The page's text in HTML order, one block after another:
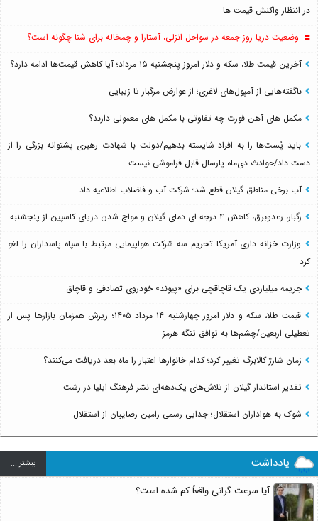
در انتظار واکنش قیمت ها
وضعیت دریا روز جمعه در سواحل انزلی، آستارا و چمخاله برای شنا چگونه است؟
آخرین قیمت طلا، سکه و دلار امروز پنجشنبه ۱۵ مرداد؛ آیا کاهش قیمت‌ها ادامه دارد؟
ناگفته‌هایی از آمپول‌های لاغری؛ از عوارض مرگبار تا زیبایی
مکمل های آهن فورت چه تفاوتی با مکمل های معمولی دارند؟
باید پُست‌ها را به افراد شایسته بدهیم/دولت با شهادت رهبری پشتوانه بزرگی را از
دست داد/حوادث دی‌ماه پارسال قابل فراموشی نیست
آب برخی مناطق گیلان قطع شد؛ شرکت آب و فاضلاب اطلاعیه داد
رگبار، رعدوبرق، کاهش ۴ درجه ای دمای گیلان و مواج شدن دریای کاسپین از پنجشنبه
وزارت خزانه داری آمریکا تحریم سه شرکت هواپیمایی مرتبط با سپاه پاسداران را لغو
کرد
جریمه میلیاردی یک قاچاقچی برای «پیوند» خودروی تصادفی و قاچاق
قیمت طلا، سکه و دلار امروز چهارشنبه ۱۴ مرداد ۱۴۰۵؛ ریزش همزمان بازارها پس از
تعطیلی اربعین/چشم‌ها به توافق تنگه هرمز
زمان شارژ کالابرگ تغییر کرد؛ کدام خانوارها اعتبار را ماه بعد دریافت می‌کنند؟
تقدیر استاندار گیلان از تلاش‌های یک‌دهه‌ای نشر فرهنگ ایلیا در رشت
شوک به هواداران استقلال؛ جدایی رسمی رامین رضاییان از استقلال
یادداشت بيشتر ...
آیا سرعت گرانی واقعاً کم شده است؟